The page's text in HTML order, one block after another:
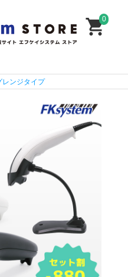
0
レンジタイプ